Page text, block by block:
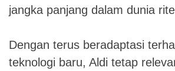
jangka panjang dalam dunia
Dengan terus beradaptasi
teknologi baru, Aldi tetap